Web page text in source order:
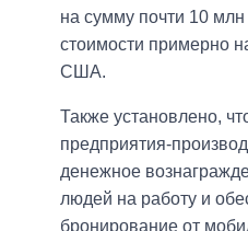
на сумму почти 10
стоимости примерно
США.
Также установлено,
предприятия-
денежное
людей на работу и
бронирование от